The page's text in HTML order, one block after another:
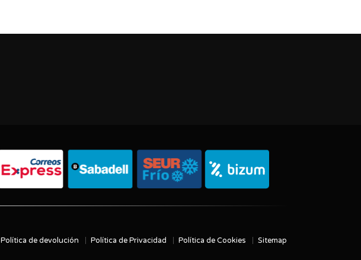
Política de devolución Política de Privacidad Política de Cookies Sitemap